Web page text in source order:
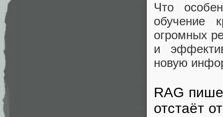
Что
обучение
огромных
и
новую
RAG
отстаёт